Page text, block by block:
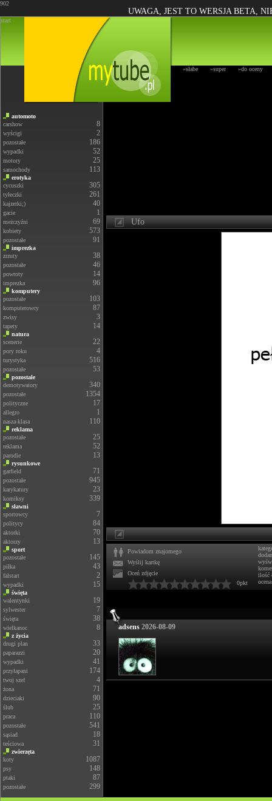
902
UWAGA, JEST TO WERSJA BETA,
start
»słabe »super »do oceny
automoto
carshow
8
wyścigi 2
pozostałe 186
wypadki 52
motory 25
samochody 113
erotyka
cycuszki
305
tyłeczki 261
kajzerki;) 40
gacie 1
meżczyźni 69
kobiety 573
pozostałe 91
imprezka
zrzuty
38
pozostałe 46
powroty 14
imprezka 96
komputery
pozostałe
103
komputerowcy 87
zwisy 3
tapety 14
natura
scenerie
22
pory roku 4
turystyka 516
pozostałe 53
pozostałe
demotywatory
340
pozostałe 1354
polityczne 17
allegro 1
nasza-klasa 110
reklama
pozostałe
25
reklama 52
parodie 13
rysunkowe
garfield
71
pozostałe 945
karykatury 23
komiksy 339
sławni
sportowcy
7
politycy 84
aktorki 70
aktorzy 13
sport
pozostałe
145
piłka 43
falstart 2
wypadki 15
święta
walentynki
19
sylwester 7
święta 38
wielkanoc 8
z życia
drugi plan
33
paparazzi 20
wypadki 41
przyłapani 174
twoj szef 4
żona 71
dzieciaki 90
ślub 25
praca 110
pozostałe 541
sąsiad 18
teściowa 31
zwierzęta
koty
1087
psy 148
ptaki 87
pozostałe 299
Ufo
Powiadom znajomego
Wyślij kartkę
Oceń zdjęcie
0pkt
ilość
ocena
adsens 2026-08-09